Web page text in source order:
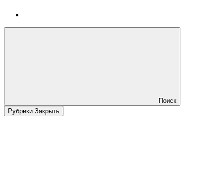
Поиск
Рубрики Закрыть